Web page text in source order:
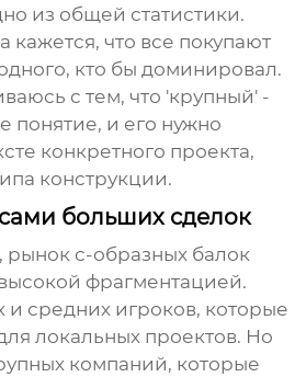
из общей статистики.
кажется, что все покупают
кто бы доминировал.
с тем, что 'крупный' -
понятие, и его нужно
конкретного проекта,
конструкции.
больших сделок
рынок с-образных балок
фрагментацией.
средних игроков, которые
локальных проектов. Но
компаний, которые